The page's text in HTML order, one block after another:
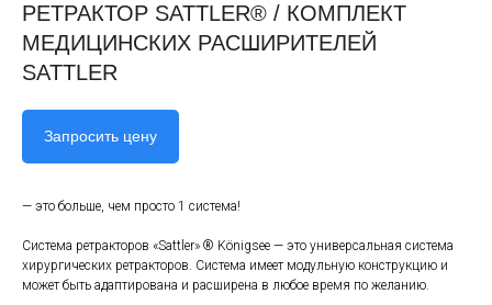
РЕТРАКТОР SATTLER® / КОМПЛЕКТ
МЕДИЦИНСКИХ РАСШИРИТЕЛЕЙ
SATTLER
Запросить цену
— это больше, чем просто 1 система!
Система ретракторов «Sattler» ® Königsee — это универсальная система
хирургических ретракторов. Система имеет модульную конструкцию и
может быть адаптирована и расширена в любое время по желанию.